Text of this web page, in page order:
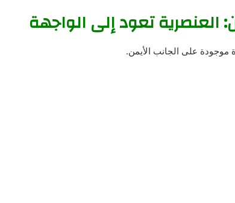
العنصرية تعود إلى الواجهة
موجودة على الجانب الأيمن.